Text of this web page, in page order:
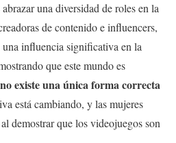
una diversidad de roles en la
de contenido e influencers,
una influencia significativa en la
que este mundo es
existe una única forma correcta
está cambiando, y las mujeres
demostrar que los videojuegos son